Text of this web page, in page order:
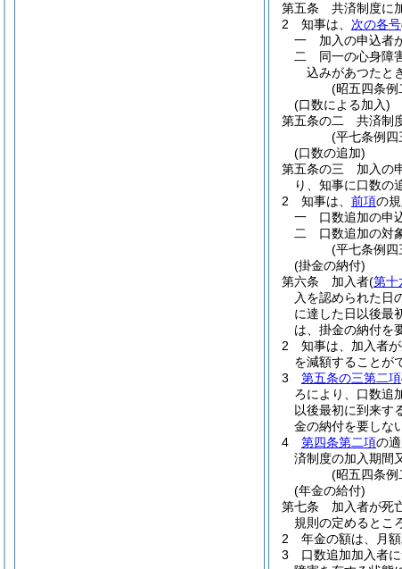
第五条
共済制度に
2
知事は、 次の各号
一
加入の申込者
二
同一の心身障
込みがあつたと
(昭五四条例
(口数による加入)
第五条の二
共済制
(平七条例四
(口数の追加)
第五条の三
加入の
り、知事に口数の
2
知事は、 前項の
一
口数追加の申
二
口数追加の対
(平七条例四
(掛金の納付)
第六条
加入者(第十
入を認められた日
に達した日以後最
は、掛金の納付を
2
知事は、加入者
を減額することが
3
第五条の三第二項
ろにより、口数追
以後最初に到来す
金の納付を要しな
4
第四条第二項の
済制度の加入期間
(昭五四条例
(年金の給付)
第七条
加入者が死
規則の定めるとこ
2
年金の額は、月額
3
口数追加加入者に